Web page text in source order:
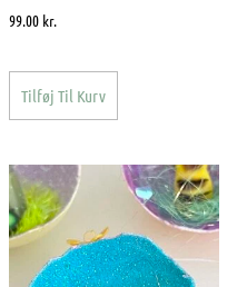
99.00 kr.
Tilføj Til Kurv